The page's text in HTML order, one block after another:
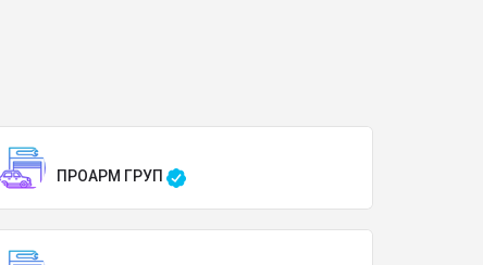
ПРОАРМ ГРУП